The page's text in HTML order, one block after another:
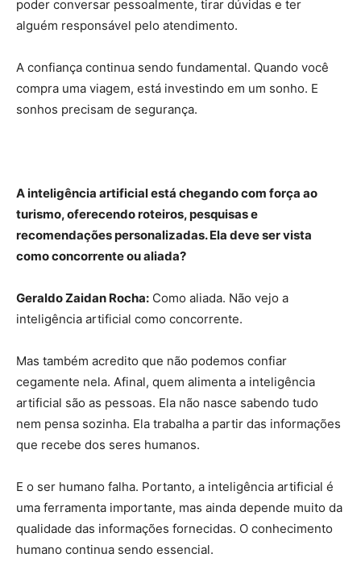
poder conversar pessoalmente, tirar dúvidas e ter
alguém responsável pelo atendimento.
A confiança continua sendo fundamental. Quando você
compra uma viagem, está investindo em um sonho. E
sonhos precisam de segurança.
A inteligência artificial está chegando com força ao
turismo, oferecendo roteiros, pesquisas e
recomendações personalizadas. Ela deve ser vista
como concorrente ou aliada?
Geraldo Zaidan Rocha: Como aliada. Não vejo a
inteligência artificial como concorrente.
Mas também acredito que não podemos confiar
cegamente nela. Afinal, quem alimenta a inteligência
artificial são as pessoas. Ela não nasce sabendo tudo
nem pensa sozinha. Ela trabalha a partir das informações
que recebe dos seres humanos.
E o ser humano falha. Portanto, a inteligência artificial é
uma ferramenta importante, mas ainda depende muito da
qualidade das informações fornecidas. O conhecimento
humano continua sendo essencial.